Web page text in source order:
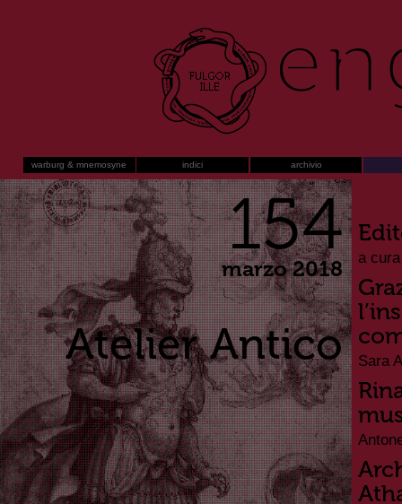
warburg & mnemosyne indici archivio
154
marzo 2018
Atelier Antico
a
Sara